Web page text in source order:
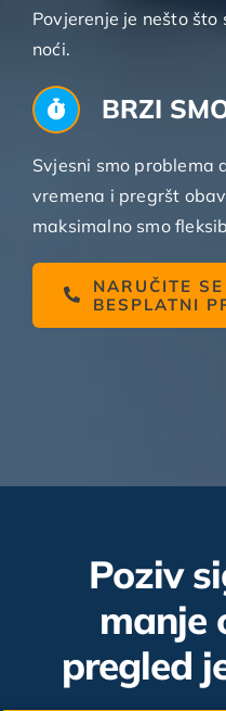
Povjerenje je nešto što
noći.
BRZI
Svjesni smo problema
vremena i pregršt
maksimalno smo
NARUČITE
BESPLATNI
Poziv
manje
pregled